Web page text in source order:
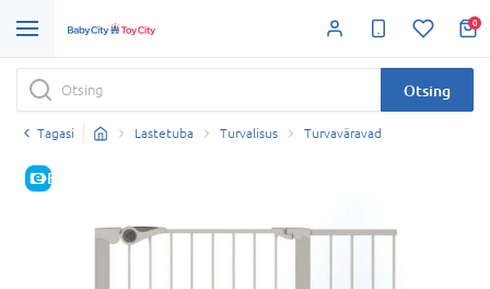
0
Otsing
Tagasi Lastetuba Turvalisus Turvaväravad
E-HIND